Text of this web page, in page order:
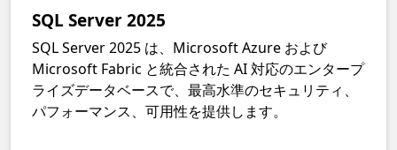
SQL Server 2025
SQL Server 2025 は、Microsoft Azure および
Microsoft Fabric と統合された AI 対応のエンタープ
ライズデータベースで、最高水準のセキュリティ、
パフォーマンス、可用性を提供します。